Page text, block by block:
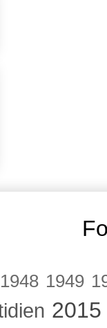
1948 1949